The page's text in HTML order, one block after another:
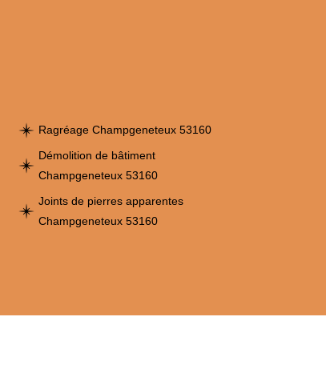
Ragréage Champgeneteux 53160
Démolition de bâtiment
Champgeneteux 53160
Joints de pierres apparentes
Champgeneteux 53160